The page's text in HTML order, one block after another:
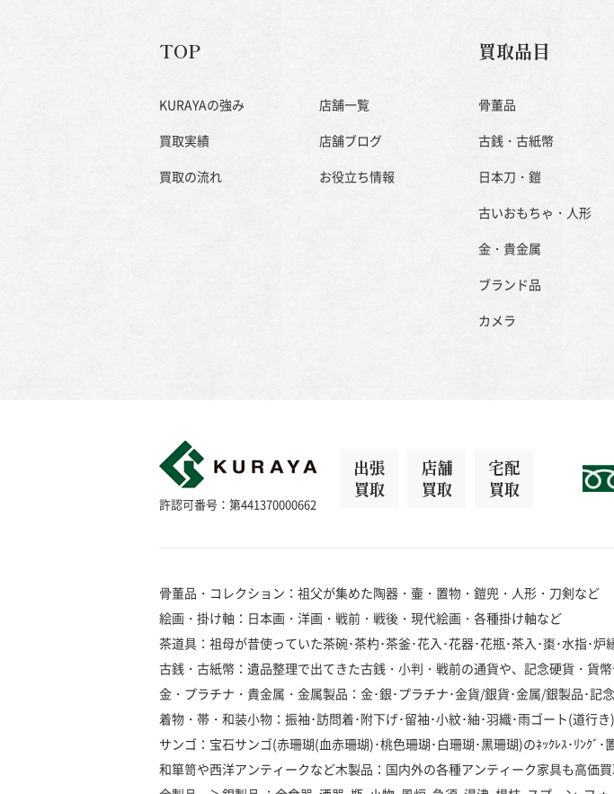
TOP
KURAYAの強み
買取実績
買取の流れ
店舗一覧
店舗ブログ
お役立ち情報
買取品目
骨董品
古銭・古紙幣
日本刀・鎧
古いおもちゃ・人形
金・貴金属
ブランド品
カメラ
許認可番号：第441370000662
出張
買取
店舗
買取
宅配
買取
骨董品・コレクション：祖父が集めた陶器・壷・置物・鎧兜・人形・刀剣など
絵画・掛け軸：日本画・洋画・戦前・戦後・現代絵画・各種掛け軸など
茶道具：祖母が昔使っていた茶碗･茶杓･茶釜･花入･花器･花瓶･茶入･棗･水指･炉
古銭・古紙幣：遺品整理で出てきた古銭・小判・戦前の通貨や、記念硬貨・貨
金・プラチナ・貴金属・金属製品：金･銀･プラチナ･金貨/銀貨･金属/銀製品･記
着物・帯・和装小物：振袖･訪問着･附下げ･留袖･小紋･紬･羽織･雨ゴート(道行
サンゴ：宝石サンゴ(赤珊瑚(血赤珊瑚)･桃色珊瑚･白珊瑚･黒珊瑚)のﾈｯｸﾚｽ･ﾘﾝｸﾞ･
和箪笥や西洋アンティークなど木製品：国内外の各種アンティーク家具も高価